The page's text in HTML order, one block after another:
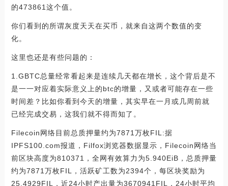
的473861这个值。
你们看到的所谓灰度天天在买币，就来自这两个数值的变
化。
这里也还是有些问题的：
1.GBTC总量经常看起来是连续几天都在增长，这个背后是不
是一一对应着实际意义上的btc的增量，又或者可能存在一些
时间差？比如你看到今天的增量，其实早在一月或几周前就
已经完成交易，这我们就不得而知了。
Filecoin网络目前总质押量约为7871万枚FIL:据
IPFS100.com报道，Filfox浏览器数据显示，Filecoin网络当
前区块高度为810371，全网有效算力为5.940EiB，总质押量
约为7871万枚FIL，活跃矿工数为2394个，每区块奖励为
25.4929FIL，近24小时产出量为3670941FIL，24小时平均